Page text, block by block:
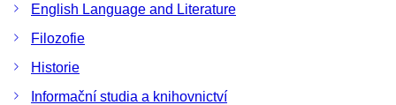
English Language and Literature
Filozofie
Historie
Informační studia a knihovnictví